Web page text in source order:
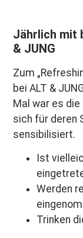
Jährlich mit
& JUNG
Zum
bei ALT &
Mal war es die
sich für deren
sensibilisiert.
Ist
Werden
Trinken